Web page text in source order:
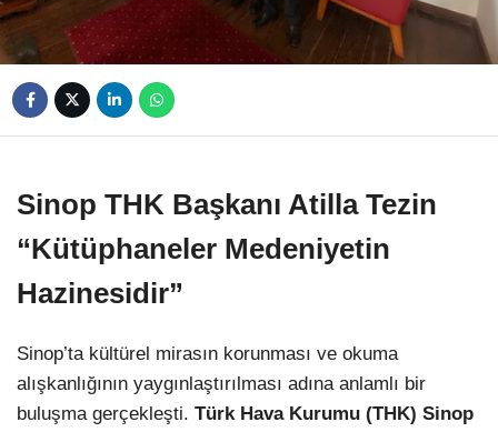
Sinop THK Başkanı Atilla Tezin
“Kütüphaneler Medeniyetin
Hazinesidir”
Sinop’ta kültürel mirasın korunması ve okuma
alışkanlığının yaygınlaştırılması adına anlamlı bir
buluşma gerçekleşti. Türk Hava Kurumu (THK) Sinop